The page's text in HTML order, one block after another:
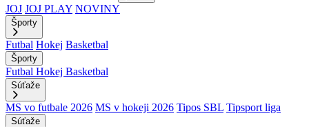
JOJ JOJ PLAY NOVINY
Športy
Futbal Hokej Basketbal
Športy
Futbal Hokej Basketbal
Súťaže
MS vo futbale 2026 MS v hokeji 2026 Tipos SBL Tipsport liga
Súťaže